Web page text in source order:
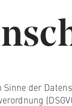
der